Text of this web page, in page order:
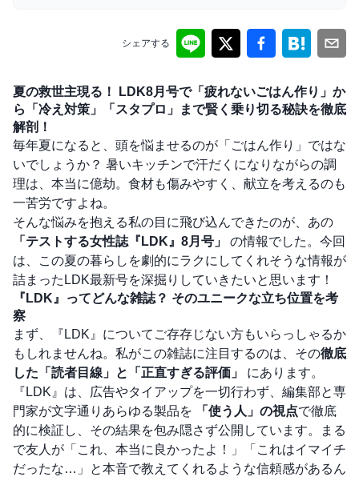
シェアする
夏の救世主現る！ LDK8月号で「疲れないごはん作り」か
ら「冷え対策」「スタプロ」まで賢く乗り切る秘訣を徹底
解剖！
毎年夏になると、頭を悩ませるのが「ごはん作り」ではな
いでしょうか？ 暑いキッチンで汗だくになりながらの調
理は、本当に億劫。食材も傷みやすく、献立を考えるのも
一苦労ですよね。
そんな悩みを抱える私の目に飛び込んできたのが、あの
「テストする女性誌『LDK』8月号」
の情報でした。今回
は、この夏の暮らしを劇的にラクにしてくれそうな情報が
詰まったLDK最新号を深掘りしていきたいと思います！
『LDK』ってどんな雑誌？ そのユニークな立ち位置を考
察
まず、『LDK』についてご存存じない方もいらっしゃるか
もしれませんね。私がこの雑誌に注目するのは、その徹底
した「読者目線」と「正直すぎる評価」
にあります。
『LDK』は、広告やタイアップを一切行わず、編集部と専
門家が文字通りあらゆる製品を
「使う人」の視点で徹底
的に検証し、その結果を包み隠さず公開しています。まる
で友人が「これ、本当に良かったよ！」「これはイマイチ
だったな…」と本音で教えてくれるような信頼感があるん